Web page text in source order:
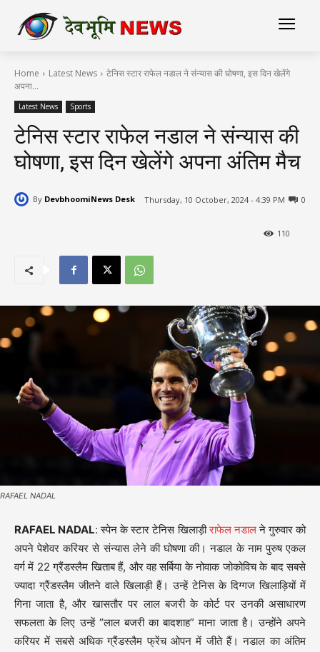
Home Latest News
टेनिस स्टार राफेल नडाल ने संन्यास की घोषणा, इस दिन खेलेंगे
अपना...
Latest News Sports
टेनिस स्टार राफेल नडाल ने संन्यास की
घोषणा, इस दिन खेलेंगे अपना अंतिम मैच
By DevbhoomiNews Desk Thursday, 10 October, 2024 - 4:39 PM 0
110
RAFAEL NADAL
RAFAEL NADAL: स्पेन के स्टार टेनिस खिलाड़ीराफेल नडालने गुरुवार को
अपने पेशेवर करियर से संन्यास लेने की घोषणा की। नडाल के नाम पुरुष एकल
वर्ग में 22 ग्रैंडस्लैम खिताब हैं, और वह सर्बिया के नोवाक जोकोविच के बाद सबसे
ज्यादा ग्रैंडस्लैम जीतने वाले खिलाड़ी हैं। उन्हें टेनिस के दिग्गज खिलाड़ियों में
गिना जाता है, और खासतौर पर लाल बजरी के कोर्ट पर उनकी असाधारण
सफलता के लिए उन्हें “लाल बजरी का बादशाह” माना जाता है। उन्होंने अपने
करियर में सबसे अधिक ग्रैंडस्लैम फ्रेंच ओपन में जीते हैं। नडाल का अंतिम